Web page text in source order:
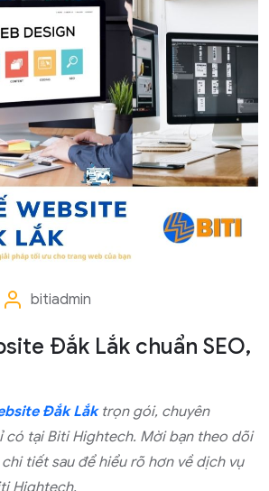
bitiadmin
Đắk Lắk chuẩn SEO,
Đắk Lắktrọn gói, chuyên
có tại Biti Hightech. Mời bạn theo dõi
tiết sau để hiểu rõ hơn về dịch vụ
Hightech.